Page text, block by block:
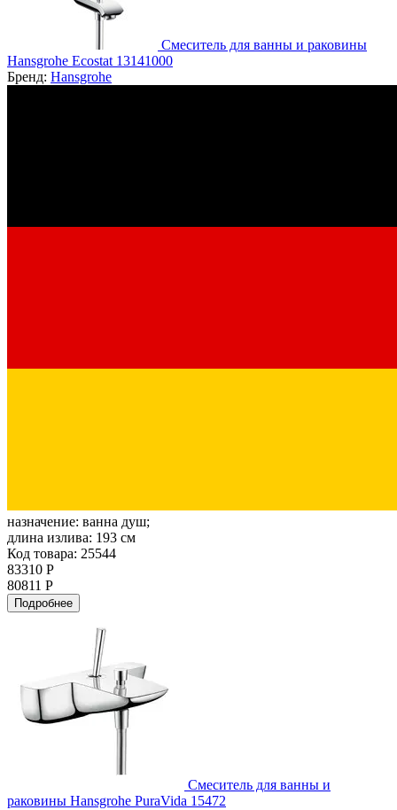
Смеситель для ванны и раковины
Hansgrohe Ecostat 13141000
Бренд: Hansgrohe
назначение: ванна душ;
длина излива: 193 см
Код товара: 25544
83310 Р
80811 Р
Подробнее
Смеситель для ванны и
раковины Hansgrohe PuraVida 15472